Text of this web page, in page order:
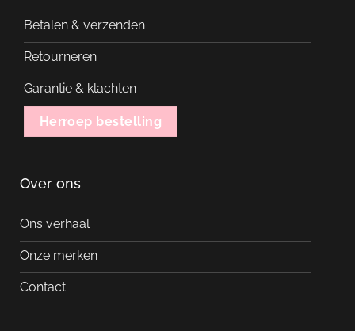
Betalen & verzenden
Retourneren
Garantie & klachten
Herroep bestelling
Over ons
Ons verhaal
Onze merken
Contact